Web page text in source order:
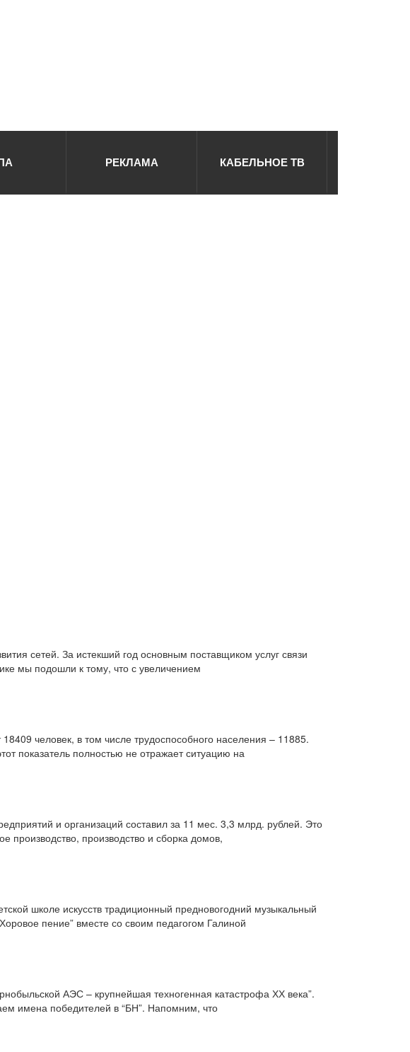
РЕКЛАМА КАБЕЛЬНОЕ ТВ
сетей. За истекший год основным поставщиком услуг связи
мы подошли к тому, что с увеличением
человек, в том числе трудоспособного населения – 11885.
показатель полностью не отражает ситуацию на
и организаций составил за 11 мес. 3,3 млрд. рублей. Это
производство и сборка домов,
школе искусств традиционный предновогодний музыкальный
пение” вместе со своим педагогом Галиной
АЭС – крупнейшая техногенная катастрофа ХХ века”.
имена победителей в “БН”. Напомним, что